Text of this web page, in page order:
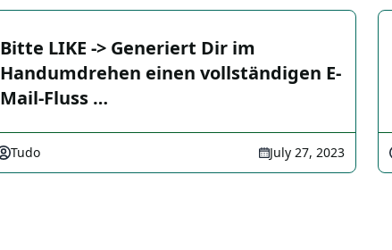
Bitte LIKE -> Generiert Dir im
Handumdrehen einen vollständigen E-
Mail-Fluss …
Tudo July 27, 2023